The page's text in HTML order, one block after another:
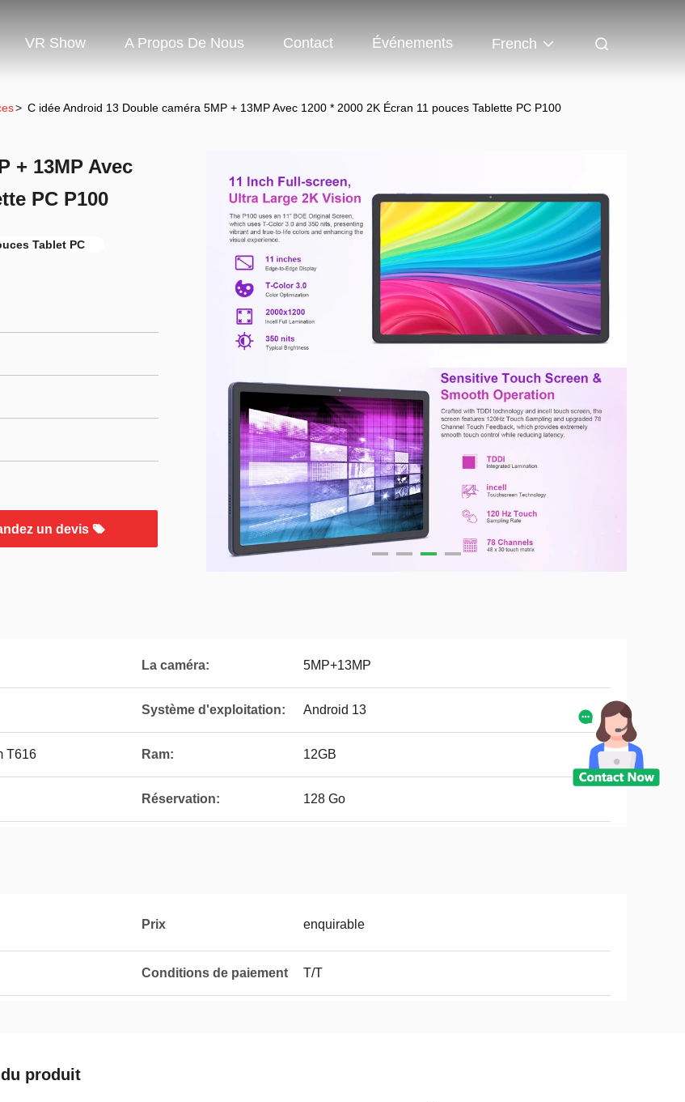
VR Show A Propos De Nous Contact Événements French
> C idée Android 13 Double caméra 5MP + 13MP Avec 1200 * 2000 2K Écran 11 pouces Tablette PC P100
+ 13MP Avec
PC P100
Tablet PC
un devis
La caméra: 5MP+13MP
Système d'exploitation: Android 13
T616 Ram: 12GB
Réservation: 128 Go
Prix enquirable
Conditions de paiement T/T
produit